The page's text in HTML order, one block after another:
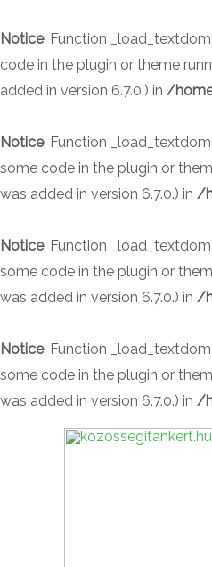
Notice: Function
code in the plugin or theme
added in version 6.7.0.) in /
Notice: Function
some code in the plugin or
was added in version 6.7.0.) in /
Notice: Function
some code in the plugin or
was added in version 6.7.0.) in /
Notice: Function
some code in the plugin or
was added in version 6.7.0.) in /
to
content